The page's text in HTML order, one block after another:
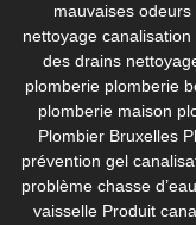
mauvaises
nettoyage canalisation
des drains
plomberie plomberie
plomberie maison
Plombier Bruxelles
prévention gel
problème chasse d’eau
vaisselle Produit